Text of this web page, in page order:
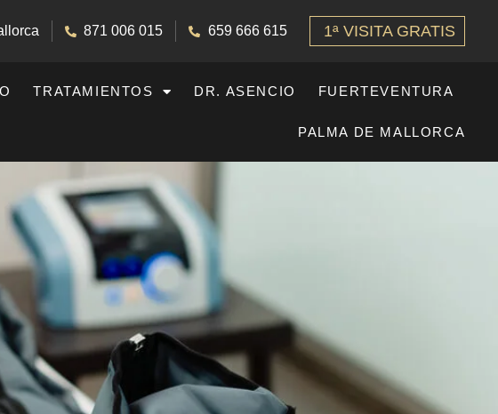
871 006 015 659 666 615 1ª VISITA GRATIS
TRATAMIENTOS DR. ASENCIO FUERTEVENTURA
PALMA DE MALLORCA